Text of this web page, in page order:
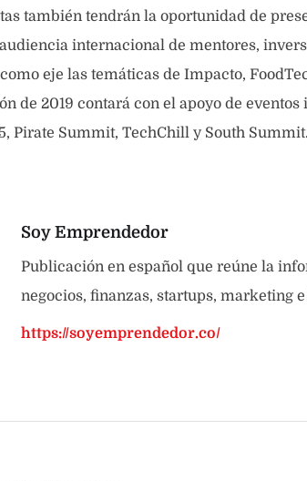
también tendrán la oportunidad de
internacional de mentores,
eje las temáticas de Impacto,
de 2019 contará con el apoyo de
Pirate Summit, TechChill y South Summit.
Soy Emprendedor
Publicación en español que reúne la
negocios, finanzas, startups, marketing
https://soyemprendedor.co/